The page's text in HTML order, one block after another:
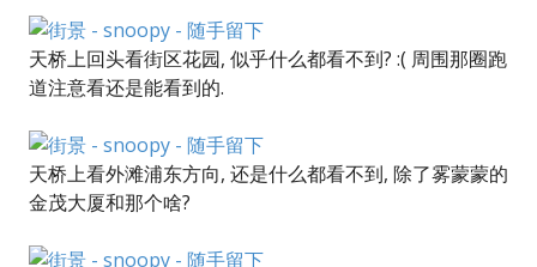
天桥上回头看街区花园, 似乎什么都看不到? :( 周围那圈跑
道注意看还是能看到的.
天桥上看外滩浦东方向, 还是什么都看不到, 除了雾蒙蒙的
金茂大厦和那个啥?